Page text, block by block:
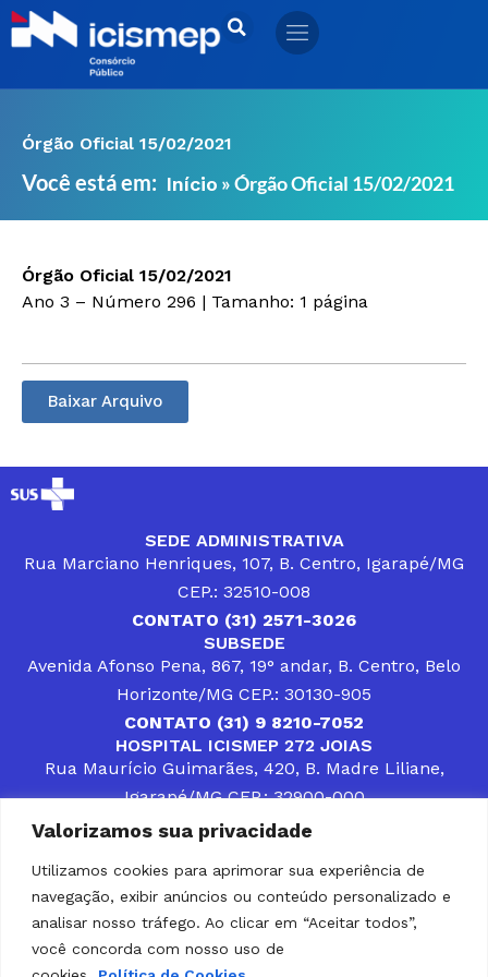
Valorizamos sua privacidade
Utilizamos cookies para aprimorar sua experiência de
navegação, exibir anúncios ou conteúdo personalizado e
analisar nosso tráfego. Ao clicar em “Aceitar todos”,
você concorda com nosso uso de
Ir
para
Órgão Oficial 15/02/2021
Você está em: Início »Órgão Oficial 15/02/2021
Órgão Oficial 15/02/2021
Ano 3 – Número 296 | Tamanho: 1 página
Baixar Arquivo
SEDE ADMINISTRATIVA
Rua Marciano Henriques, 107, B. Centro, Igarapé/MG
CEP.: 32510-008
CONTATO (31) 2571-3026
SUBSEDE
Avenida Afonso Pena, 867, 19° andar, B. Centro, Belo
Horizonte/MG CEP.: 30130-905
CONTATO (31) 9 8210-7052
HOSPITAL ICISMEP 272 JOIAS
Rua Maurício Guimarães, 420, B. Madre Liliane,
Igarapé/MG CEP.: 32900-000
CONTATOS (31) 3512-4400 ou (31) 9 8309-8660
DESENVOLVER SOLUÇÕES, AÇÕES E SERVIÇOS
PÚBLICOS QUE COMPLEMENTEM A ASSISTÊNCIA À
POPULAÇÃO DA REGIÃO EM QUE ATUA, SENDO
PARCEIRO DOS MUNICÍPIOS CONSORCIADOS NA
SOLUÇÃO DE DIFICULDADES ENFRENTADAS POR
GESTORES MUNICIPAIS, É O COMPROMISSO DO
ICISMEP.